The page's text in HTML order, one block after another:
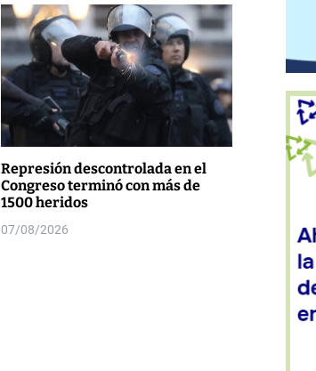
Represión descontrolada en el
Congreso terminó con más de
1500 heridos
07/08/2026